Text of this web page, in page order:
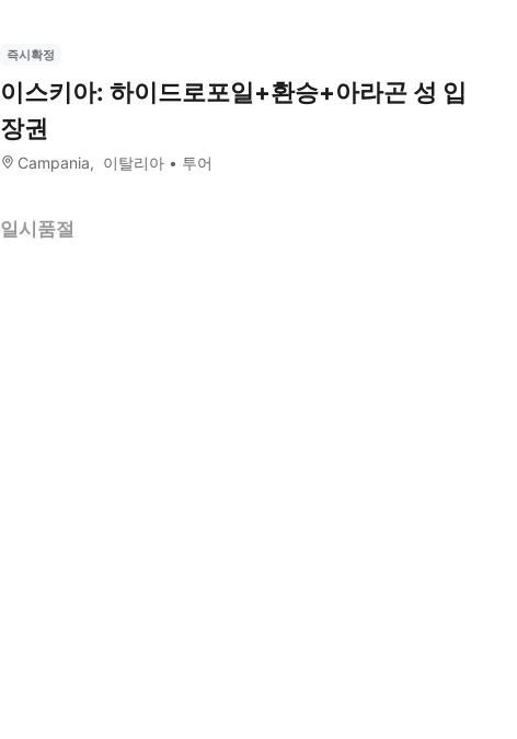
즉시확정
이스키아: 하이드로포일+환승+아라곤 성 입
장권
Campania 이탈리아 투어
일시품절